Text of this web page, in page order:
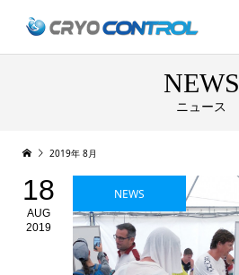
NEWS
ニュース
2019年 8月
18
AUG
2019
NEWS